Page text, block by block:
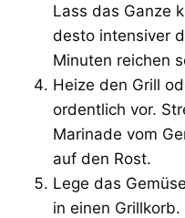
Lass das Ganze
desto intensiver
Minuten reichen
Heize den Grill
ordentlich vor.
Marinade vom
auf den Rost.
Lege das
in einen